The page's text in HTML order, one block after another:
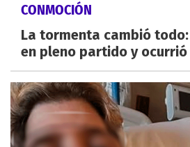
CONMOCIÓN
La tormenta cambió
en pleno partido y